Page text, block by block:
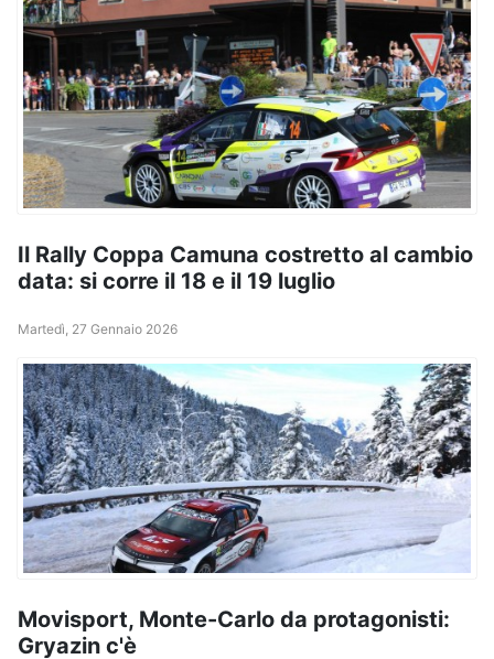
Il Rally Coppa Camuna costretto al cambio
data: si corre il 18 e il 19 luglio
Martedì, 27 Gennaio 2026
Movisport, Monte-Carlo da protagonisti:
Gryazin c'è